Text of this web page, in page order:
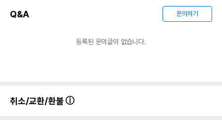
Q&A 문의하기
등록된 문의글이 없습니다.
취소/교환/환불